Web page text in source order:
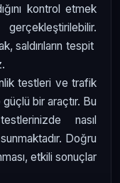
kontrol etmek
saldırıların tespit
testleri ve trafik
bir araçtır. Bu
nasıl
Doğru
etkili sonuçlar